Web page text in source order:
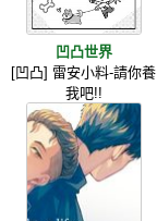
凹凸世界
[凹凸] 雷安小料-請你養
我吧!!